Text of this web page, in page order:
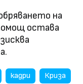
на
остава
кадри
Криза